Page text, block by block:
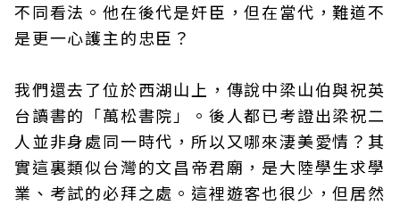
不同看法。他在後代是奸臣，但在當代，難道不
是更一心護主的忠臣？
我們還去了位於西湖山上，傳說中梁山伯與祝英
台讀書的「萬松書院」。後人都已考證出梁祝二
人並非身處同一時代，所以又哪來淒美愛情？其
實這裏類似台灣的文昌帝君廟，是大陸學生求學
業、考試的必拜之處。這裡遊客也很少，但居然